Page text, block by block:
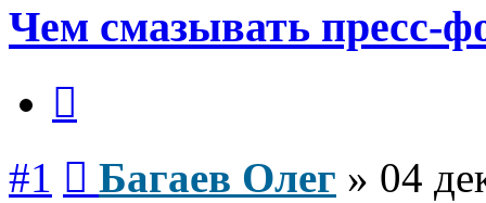
Чем смазывать пресс-
#1 Багаев Олег » 04